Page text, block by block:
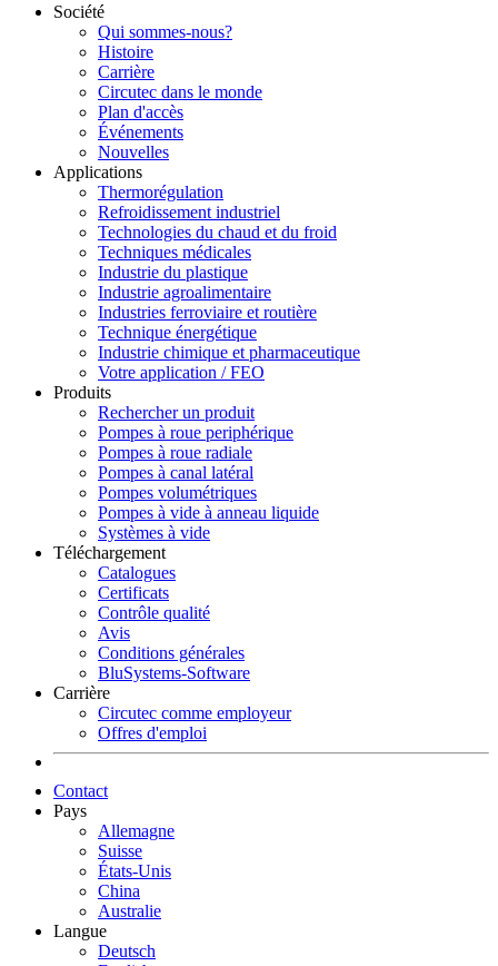
Société
Qui sommes-nous?
Histoire
Carrière
Circutec dans le monde
Plan d'accès
Événements
Nouvelles
Applications
Thermorégulation
Refroidissement industriel
Technologies du chaud et du froid
Techniques médicales
Industrie du plastique
Industrie agroalimentaire
Industries ferroviaire et routière
Technique énergétique
Industrie chimique et pharmaceutique
Votre application / FEO
Produits
Rechercher un produit
Pompes à roue periphérique
Pompes à roue radiale
Pompes à canal latéral
Pompes volumétriques
Pompes à vide à anneau liquide
Systèmes à vide
Téléchargement
Catalogues
Certificats
Contrôle qualité
Avis
Conditions générales
BluSystems-Software
Carrière
Circutec comme employeur
Offres d'emploi
Contact
Pays
Allemagne
Suisse
États-Unis
China
Australie
Langue
Deutsch